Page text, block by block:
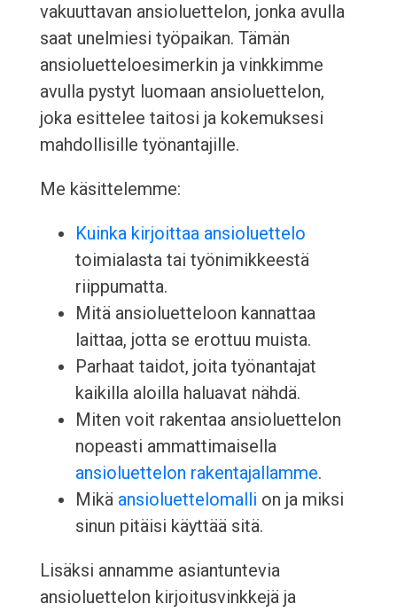
vakuuttavan ansioluettelon, jonka avulla
saat unelmiesi työpaikan. Tämän
ansioluetteloesimerkin ja vinkkimme
avulla pystyt luomaan ansioluettelon,
joka esittelee taitosi ja kokemuksesi
mahdollisille työnantajille.
Me käsittelemme:
Kuinka kirjoittaa ansioluettelo
toimialasta tai työnimikkeestä
riippumatta.
Mitä ansioluetteloon kannattaa
laittaa, jotta se erottuu muista.
Parhaat taidot, joita työnantajat
kaikilla aloilla haluavat nähdä.
Miten voit rakentaa ansioluettelon
nopeasti ammattimaisella
ansioluettelon rakentajallamme.
Mikä ansioluettelomalli on ja miksi
sinun pitäisi käyttää sitä.
Lisäksi annamme asiantuntevia
ansioluettelon kirjoitusvinkkejä ja